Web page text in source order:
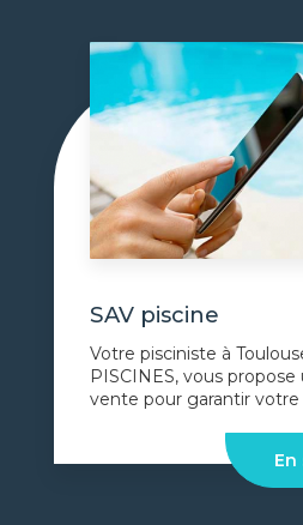
SAV piscine
Votre pisciniste à
PISCINES, vous
vente pour garantir votre
En